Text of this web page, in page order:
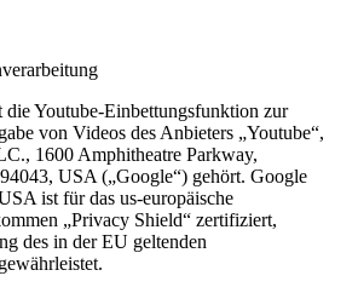
die Youtube-Einbettungsfunktion zur
von Videos des Anbieters „Youtube“,
1600 Amphitheatre Parkway,
USA („Google“) gehört. Google
ist für das us-europäische
„Privacy Shield“ zertifiziert,
des in der EU geltenden